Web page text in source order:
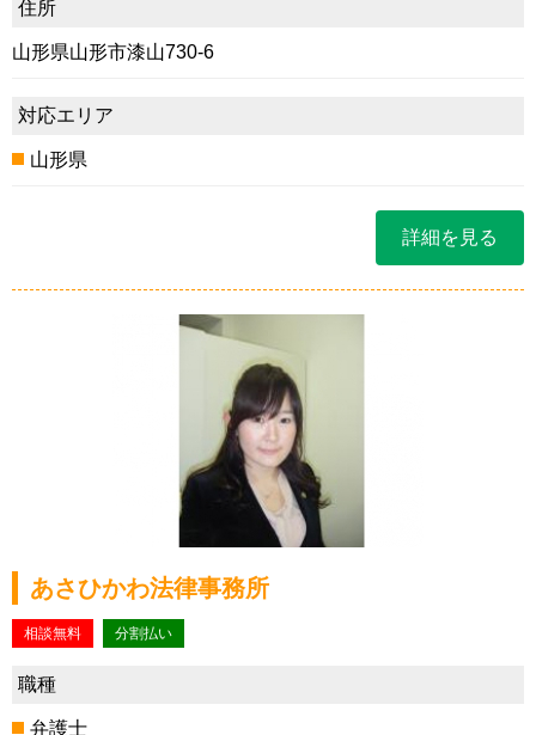
住所
山形県山形市漆山730-6
対応エリア
山形県
詳細を見る
あさひかわ法律事務所
相談無料 分割払い
職種
弁護士